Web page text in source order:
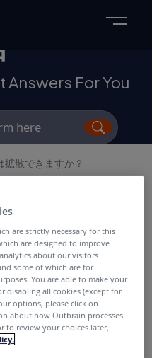
よび代理
Answers For You
散できますか？
をOutbrainで
の掲載可否を個別に
ファッション、ビジネ
野のコンテンツへの誘
の詳細については、
い。
are strictly necessary for this
are designed to improve
about our visitors
some of which are for
You are able to make your
disabling all cookies (except for
options, please click on
about how Outbrain processes
to review your choices later,